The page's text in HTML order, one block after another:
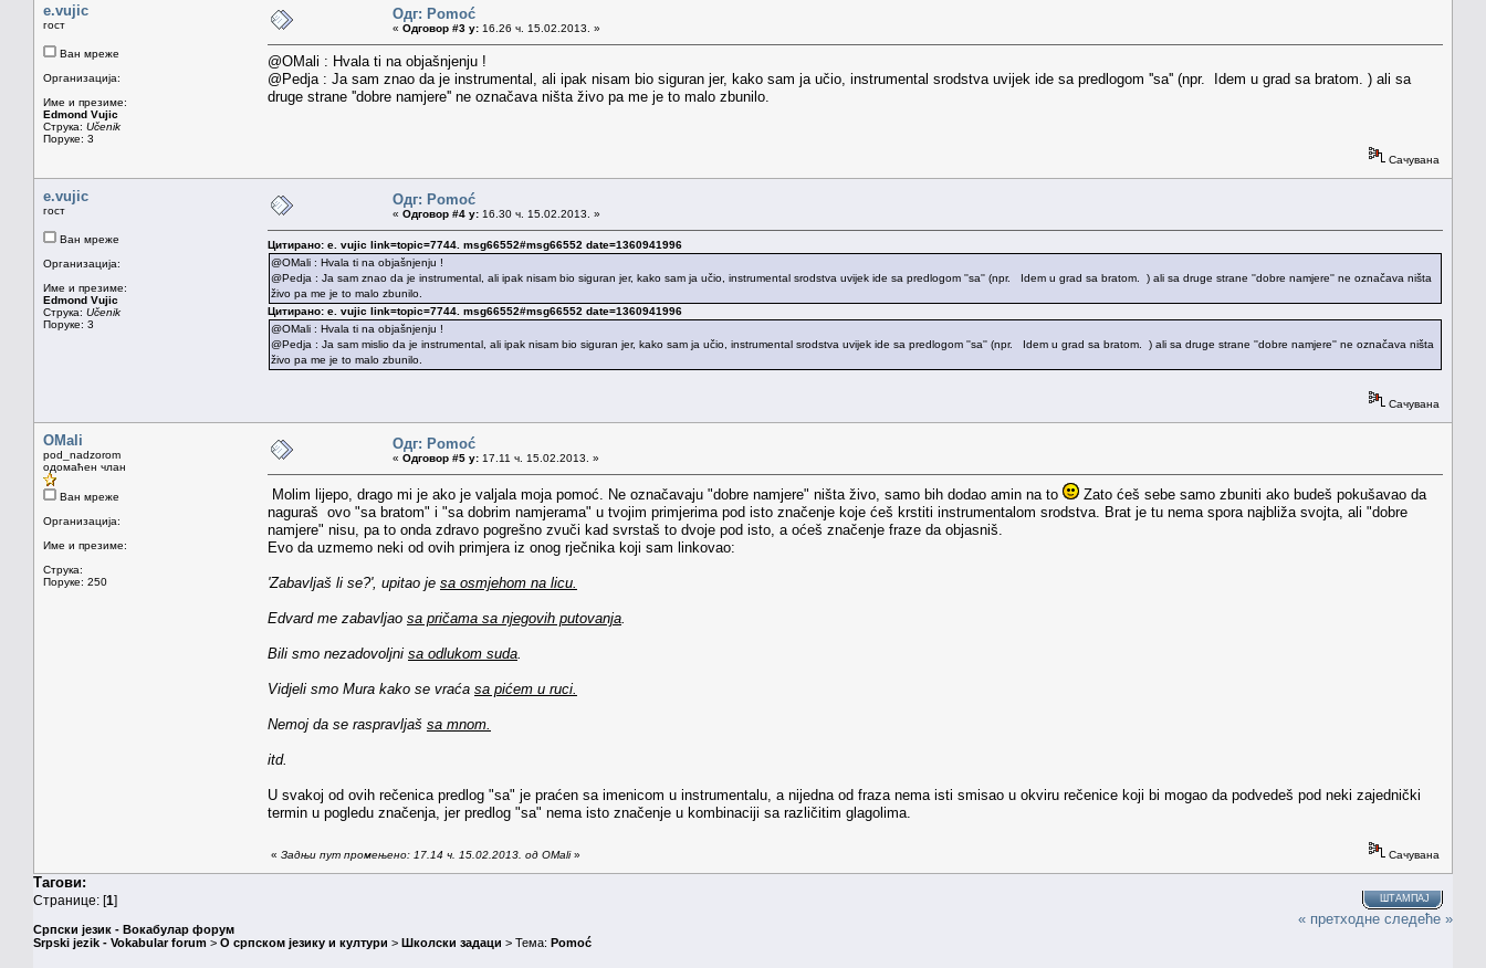
e.vujic
гост
Ван мреже
Организација:
Име и презиме:
Edmond Vujic
Струка: Učenik
Поруке: 3
Одг: Pomoć
« Одговор #3 у: 16.26 ч. 15.02.2013. »
@OMali : Hvala ti na objašnjenju !
@Pedja : Ja sam znao da je instrumental, ali ipak nisam bio siguran jer, kako sam ja učio, instrumental srodstva uvijek ide sa predlogom ''sa'' (npr. Idem u grad sa bratom. ) ali sa
druge strane ''dobre namjere'' ne označava ništa živo pa me je to malo zbunilo.
Сачувана
e.vujic
гост
Ван мреже
Организација:
Име и презиме:
Edmond Vujic
Струка: Učenik
Поруке: 3
Одг: Pomoć
« Одговор #4 у: 16.30 ч. 15.02.2013. »
Цитирано: e. vujic link=topic=7744. msg66552#msg66552 date=1360941996
@OMali : Hvala ti na objašnjenju !
@Pedja : Ja sam znao da je instrumental, ali ipak nisam bio siguran jer, kako sam ja učio, instrumental srodstva uvijek ide sa predlogom ''sa'' (npr. Idem u grad sa bratom. ) ali sa druge strane ''dobre namjere'' ne označava ništa
živo pa me je to malo zbunilo.
Цитирано: e. vujic link=topic=7744. msg66552#msg66552 date=1360941996
@OMali : Hvala ti na objašnjenju !
@Pedja : Ja sam mislio da je instrumental, ali ipak nisam bio siguran jer, kako sam ja učio, instrumental srodstva uvijek ide sa predlogom ''sa'' (npr. Idem u grad sa bratom. ) ali sa druge strane ''dobre namjere'' ne označava ništa
živo pa me je to malo zbunilo.
Сачувана
OMali
pod_nadzorom
одомаћен члан
Ван мреже
Организација:
Име и презиме:
Струка:
Поруке: 250
Одг: Pomoć
« Одговор #5 у: 17.11 ч. 15.02.2013. »
Molim lijepo, drago mi je ako je valjala moja pomoć. Ne označavaju "dobre namjere" ništa živo, samo bih dodao amin na to
Zato ćeš sebe samo zbuniti ako budeš pokušavao da
naguraš ovo "sa bratom" i "sa dobrim namjerama" u tvojim primjerima pod isto značenje koje ćeš krstiti instrumentalom srodstva. Brat je tu nema spora najbliža svojta, ali "dobre
namjere" nisu, pa to onda zdravo pogrešno zvuči kad svrstaš to dvoje pod isto, a oćeš značenje fraze da objasniš.
Evo da uzmemo neki od ovih primjera iz onog rječnika koji sam linkovao:
'Zabavljaš li se?', upitao je sa osmjehom na licu.
Edvard me zabavljao sa pričama sa njegovih putovanja
Bili smo nezadovoljni sa odlukom suda
Vidjeli smo Mura kako se vraća sa pićem u ruci.
Nemoj da se raspravljaš sa mnom.
itd.
U svakoj od ovih rečenica predlog "sa" je praćen sa imenicom u instrumentalu, a nijedna od fraza nema isti smisao u okviru rečenice koji bi mogao da podvedeš pod neki zajednički
termin u pogledu značenja, jer predlog "sa" nema isto značenje u kombinaciji sa različitim glagolima.
« Задњи пут промењено: 17.14 ч. 15.02.2013. од OMali» Сачувана
Тагови:
Странице: [1] ШТАМПАЈ
Српски језик - Вокабулар форум
Srpski jezik - Vokabular forum > О српском језику и култури > Школски задаци > Тема: Pomoć
« претходне следеће »